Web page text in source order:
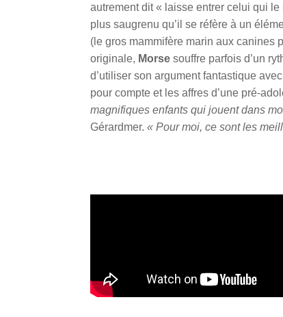
autrement dit « laisse entrer celui qui
plus saugrenu qu’il se réfère à un
(le gros mammifère marin aux canines
originale, Morse souffre parfois d’un
d’utiliser son argument fantastique
pour compte et les affres d’une pré-
magnifiques enfants qui jouent dans
Gérardmer. « Pour moi, ce sont les